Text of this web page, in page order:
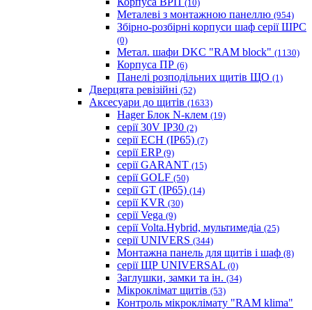
(10)
Металеві з монтажною панеллю (954)
Збірно-розбірні корпуси шаф серії ШРС
(0)
Метал. шафи DKC "RAM block" (1130)
Корпуса ПР (6)
Панелі розподільних щитів ЩО (1)
Дверцята ревізійні (52)
Аксесуари до щитів (1633)
Hager Блок N-клем (19)
серії 30V IP30 (2)
серії ECH (IP65) (7)
серії ERP (9)
серії GARANT (15)
серії GOLF (50)
серії GT (IP65) (14)
серії KVR (30)
серії Vega (9)
серії Volta.Hybrid, мультимедіа (25)
серії UNIVERS (344)
Монтажна панель для щитів і шаф (8)
серії ЩР UNIVERSAL (0)
Заглушки, замки та ін. (34)
Мікроклімат щитів (53)
Контроль мікроклімату "RAM klima"